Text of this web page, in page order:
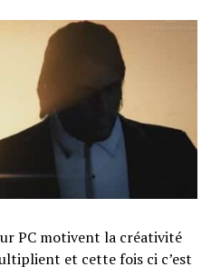
PC motivent la créativité
et cette fois ci c’est